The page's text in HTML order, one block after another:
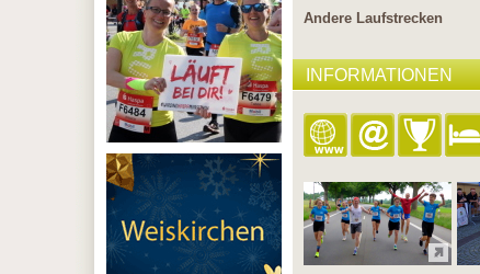
Andere Laufstrecken
INFORMATIONEN